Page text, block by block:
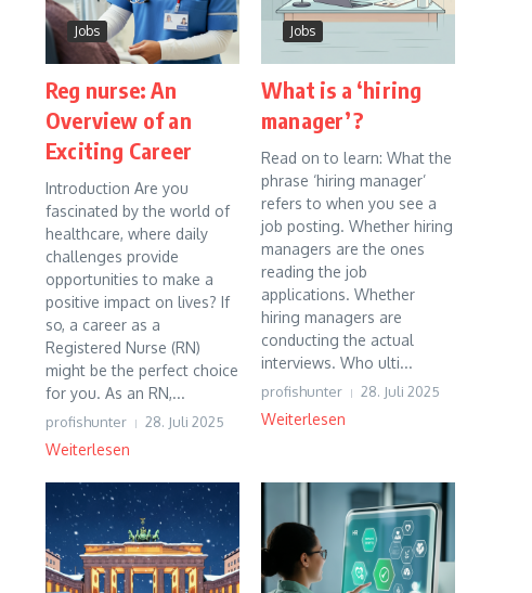
Jobs
Reg nurse: An
Overview of an
Exciting Career
Introduction Are you
fascinated by the world of
healthcare, where daily
challenges provide
opportunities to make a
positive impact on lives? If
so, a career as a
Registered Nurse (RN)
might be the perfect choice
for you. As an RN,...
profishunter 28. Juli 2025
Weiterlesen
Jobs
What is a ‘hiring
manager’?
Read on to learn: What the
phrase ‘hiring manager’
refers to when you see a
job posting. Whether hiring
managers are the ones
reading the job
applications. Whether
hiring managers are
conducting the actual
interviews. Who ulti...
profishunter 28. Juli 2025
Weiterlesen